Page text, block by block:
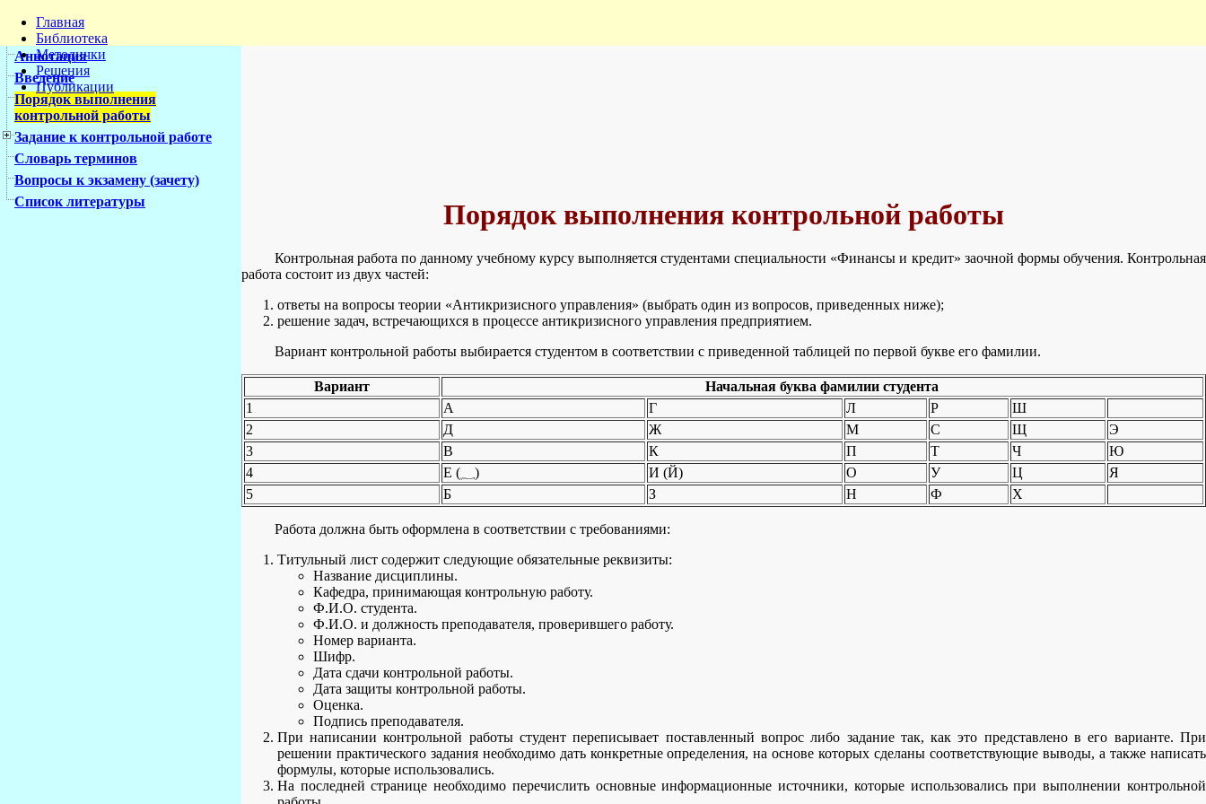
Главная
Библиотека
Методички
Решения
Публикации
Аннотация
Введение
Порядок выполнения
контрольной работы
Задание к контрольной работе
Словарь терминов
Вопросы к экзамену (зачету)
Список литературы
Порядок выполнения контрольной работы
Контрольная работа по данному учебному курсу выполняется студентами специальности «Финансы и кредит» заочной формы обучения. Контрольная
работа состоит из двух частей:
ответы на вопросы теории «Антикризисного управления» (выбрать один из вопросов, приведенных ниже);
решение задач, встречающихся в процессе антикризисного управления предприятием.
Вариант контрольной работы выбирается студентом в соответствии с приведенной таблицей по первой букве его фамилии.
Вариант
Начальная буква фамилии студента
1
А Г Л Р
Ш
2
Д Ж М С Щ
Э
3
В К П Т Ч
Ю
4
Е (؁) И (Й) О У Ц
Я
5
Б З Н Ф Х
Работа должна быть оформлена в соответствии с требованиями:
Титульный лист содержит следующие обязательные реквизиты:
Название дисциплины.
Кафедра, принимающая контрольную работу.
Ф.И.О. студента.
Ф.И.О. и должность преподавателя, проверившего работу.
Номер варианта.
Шифр.
Дата сдачи контрольной работы.
Дата защиты контрольной работы.
Оценка.
Подпись преподавателя.
При написании контрольной работы студент переписывает поставленный вопрос либо задание так, как это представлено в его варианте. При
решении практического задания необходимо дать конкретные определения, на основе которых сделаны соответствующие выводы, а также написать
формулы, которые использовались.
На последней странице необходимо перечислить основные информационные источники, которые использовались при выполнении контрольной